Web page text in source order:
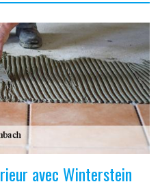
avec Winterstein